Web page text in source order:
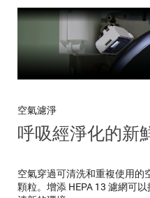
空氣濾淨
呼吸經淨化的新
空氣穿過可清洗和重複使用的
顆粒。增添 HEPA 13 濾網可